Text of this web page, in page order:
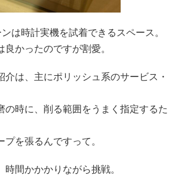
は時計実機を試着できるスペース。
かったのですが割愛。
介は、主にポリッシュ系のサービス・
の時に、削る範囲をうまく指定するた
を張るんですって。
間かかかりながら挑戦。